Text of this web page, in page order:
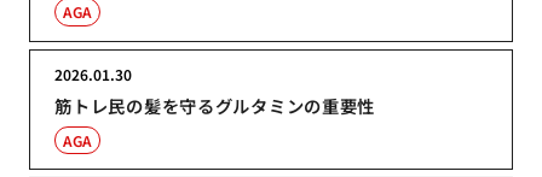
AGA
筋トレ民の髪を守るグルタミンの重要性
2026.01.30
AGA